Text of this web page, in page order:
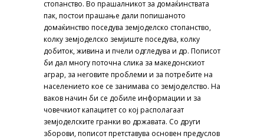
стопанство. Во прашалникот за домаќинствата
пак, постои прашање дали попишаното
домаќинство поседува земјоделско стопанство,
колку земјоделско земјиште поседува, колку
добиток, живина и пчели одгледува и др. Пописот
би дал многу поточна слика за македонскиот
аграр, за неговите проблеми и за потребите на
населението кое се занимава со земјоделство. На
ваков начин би се добиле информации и за
човечкиот капацитет со кој располагаат
земјоделските гранки во државата. Со други
зборови, пописот претставува основен предуслов